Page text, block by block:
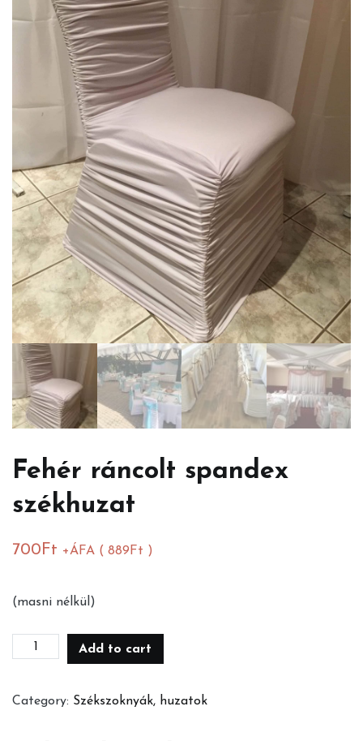
Fehér ráncolt spandex
székhuzat
700 Ft +ÁFA ( 889 Ft )
(masni nélkül)
Fehér
Add to cart
Category: Székszoknyák, huzatok